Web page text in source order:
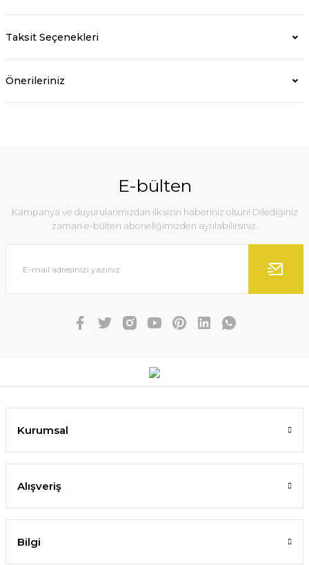
Taksit Seçenekleri
Önerileriniz
E-bülten
Kampanya ve duyurularımızdan ilk sizin haberiniz olsun! Dilediğiniz
zaman e-bülten aboneliğimizden ayrılabilirsiniz.
Kurumsal
Alışveriş
Bilgi